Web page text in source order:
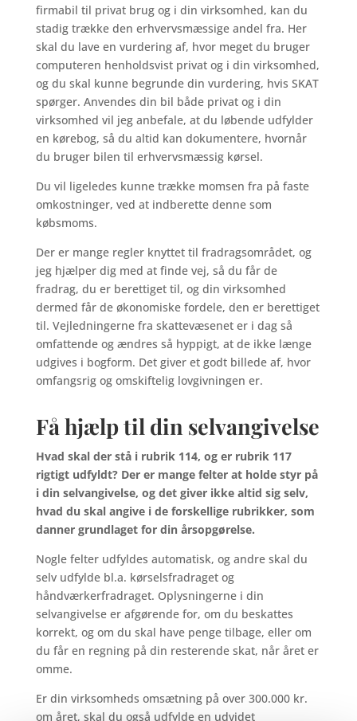
firmabil til privat brug og i din virksomhed, kan du
stadig trække den erhvervsmæssige andel fra. Her
skal du lave en vurdering af, hvor meget du bruger
computeren henholdsvist privat og i din virksomhed,
og du skal kunne begrunde din vurdering, hvis SKAT
spørger. Anvendes din bil både privat og i din
virksomhed vil jeg anbefale, at du løbende udfylder
en kørebog, så du altid kan dokumentere, hvornår
du bruger bilen til erhvervsmæssig kørsel.
Du vil ligeledes kunne trække momsen fra på faste
omkostninger, ved at indberette denne som
købsmoms.
Der er mange regler knyttet til fradragsområdet, og
jeg hjælper dig med at finde vej, så du får de
fradrag, du er berettiget til, og din virksomhed
dermed får de økonomiske fordele, den er berettiget
til. Vejledningerne fra skattevæsenet er i dag så
omfattende og ændres så hyppigt, at de ikke længe
udgives i bogform. Det giver et godt billede af, hvor
omfangsrig og omskiftelig lovgivningen er.
Få hjælp til din selvangivelse
Hvad skal der stå i rubrik 114, og er rubrik 117
rigtigt udfyldt? Der er mange felter at holde styr på
i din selvangivelse, og det giver ikke altid sig selv,
hvad du skal angive i de forskellige rubrikker, som
danner grundlaget for din årsopgørelse.
Nogle felter udfyldes automatisk, og andre skal du
selv udfylde bl.a. kørselsfradraget og
håndværkerfradraget. Oplysningerne i din
selvangivelse er afgørende for, om du beskattes
korrekt, og om du skal have penge tilbage, eller om
du får en regning på din resterende skat, når året er
omme.
Er din virksomheds omsætning på over 300.000 kr.
om året, skal du også udfylde en udvidet